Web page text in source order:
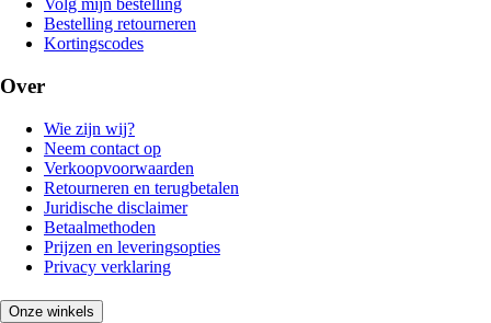
Volg mijn bestelling
Bestelling retourneren
Kortingscodes
Over
Wie zijn wij?
Neem contact op
Verkoopvoorwaarden
Retourneren en terugbetalen
Juridische disclaimer
Betaalmethoden
Prijzen en leveringsopties
Privacy verklaring
Onze winkels